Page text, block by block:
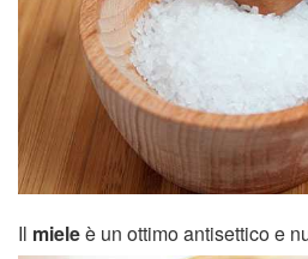
Il mieleè un ottimo antisettico e